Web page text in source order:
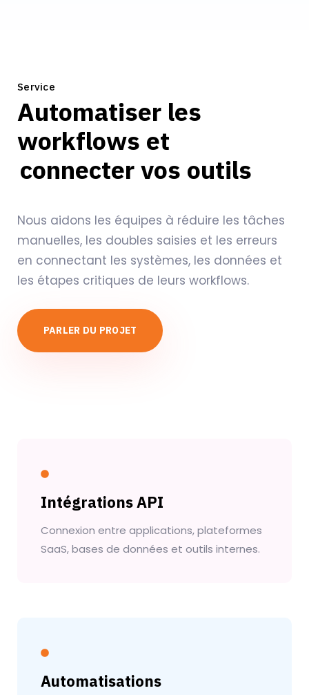
Service
Automatiser les
workflows et
connecter vos outils
Nous aidons les équipes à réduire les tâches
manuelles, les doubles saisies et les erreurs
en connectant les systèmes, les données et
les étapes critiques de leurs workflows.
PARLER DU PROJET
Intégrations API
Connexion entre applications, plateformes
SaaS, bases de données et outils internes.
Automatisations